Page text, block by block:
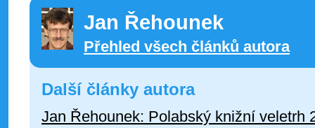
Jan Řehounek
Přehled všech článků autora
Další články autora
Jan Řehounek: Polabský knižní veletrh